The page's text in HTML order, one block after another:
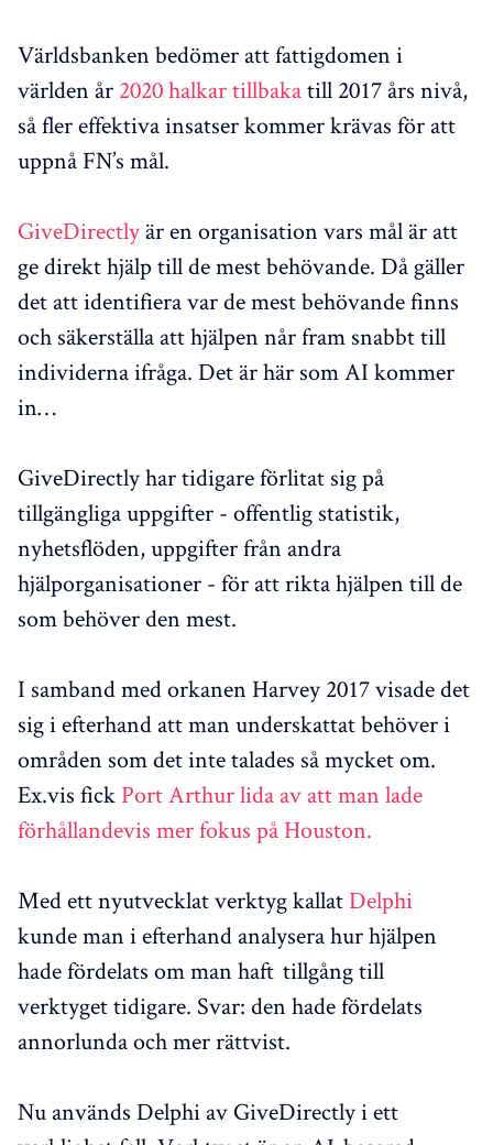
Världsbanken bedömer att fattigdomen i
världen år 2020 halkar tillbakatill 2017 års nivå,
så fler effektiva insatser kommer krävas för att
uppnå FN’s mål.
GiveDirectly är en organisation vars mål är att
ge direkt hjälp till de mest behövande. Då gäller
det att identifiera var de mest behövande finns
och säkerställa att hjälpen når fram snabbt till
individerna ifråga. Det är här som AI kommer
in…
GiveDirectly har tidigare förlitat sig på
tillgängliga uppgifter - offentlig statistik,
nyhetsflöden, uppgifter från andra
hjälporganisationer - för att rikta hjälpen till de
som behöver den mest.
I samband med orkanen Harvey 2017 visade det
sig i efterhand att man underskattat behöver i
områden som det inte talades så mycket om.
Ex.vis fick Port Arthur lida av att man lade
förhållandevis mer fokus på Houston.
Med ett nyutvecklat verktyg kallatDelphi
kunde man i efterhand analysera hur hjälpen
hade fördelats om man haft tillgång till
verktyget tidigare. Svar: den hade fördelats
annorlunda och mer rättvist.
Nu används Delphi av GiveDirectly i ett